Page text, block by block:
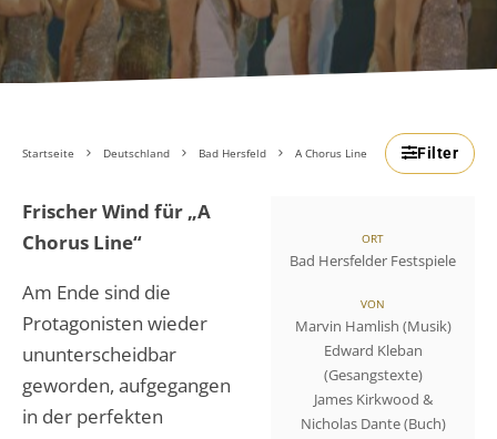
Startseite Deutschland Bad Hersfeld A Chorus Line Filter
ORT
Bad Hersfelder Festspiele
VON
Marvin Hamlish (Musik)
Edward Kleban
(Gesangstexte)
James Kirkwood &
Nicholas Dante (Buch)
Frischer Wind für „A
Chorus Line“
Am Ende sind die
Protagonisten wieder
ununterscheidbar
geworden, aufgegangen
in der perfekten